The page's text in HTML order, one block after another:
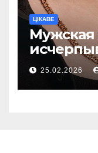
ЦІКАВЕ
Мужская
25.02.2026